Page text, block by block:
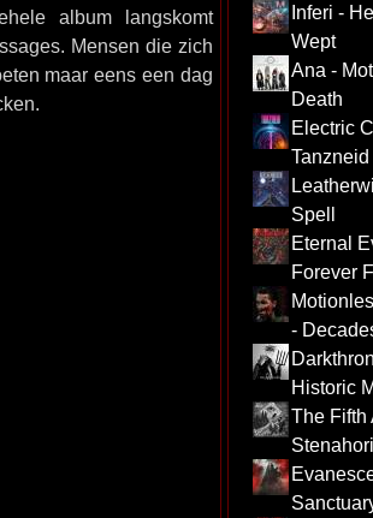
album langskomt
Mensen die zich
maar eens een dag
Inferi -
Wept
Ana -
Death
Electric
Tanzneid
Spell
Eternal
Forever
-
Historic
The Fifth